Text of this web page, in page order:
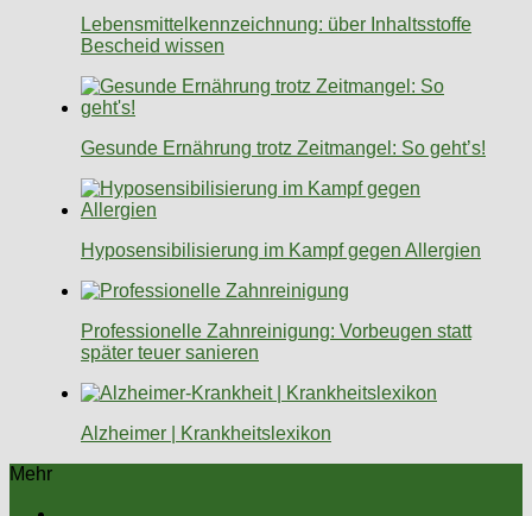
Lebensmittelkennzeichnung: über Inhaltsstoffe
Bescheid wissen
Gesunde Ernährung trotz Zeitmangel: So geht’s!
Hyposensibilisierung im Kampf gegen Allergien
Professionelle Zahnreinigung: Vorbeugen statt
später teuer sanieren
Alzheimer | Krankheitslexikon
Mehr